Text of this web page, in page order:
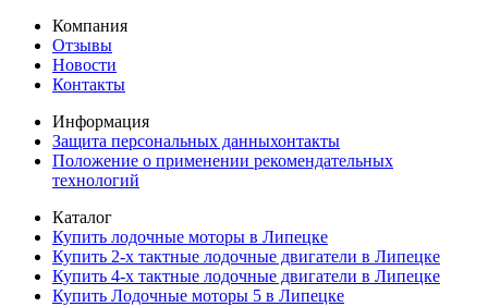
Компания
Отзывы
Новости
Контакты
Информация
Защита персональных данныхонтакты
Положение о применении рекомендательных
технологий
Каталог
Купить лодочные моторы в Липецке
Купить 2-х тактные лодочные двигатели в Липецке
Купить 4-х тактные лодочные двигатели в Липецке
Купить Лодочные моторы 5 в Липецке